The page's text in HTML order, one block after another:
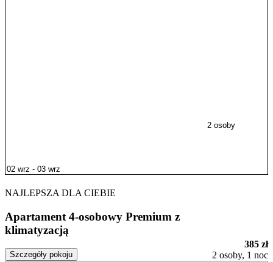
2 osoby
NAJLEPSZA DLA CIEBIE
Apartament 4-osobowy Premium z
klimatyzacją
Szczegóły pokoju
385 zł
2 osoby, 1 noc